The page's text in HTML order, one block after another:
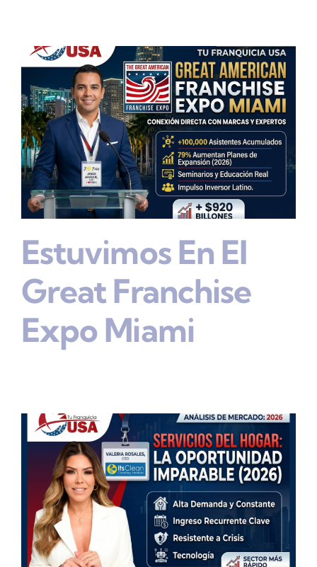
Estuvimos En El
Great Franchise
Expo Miami